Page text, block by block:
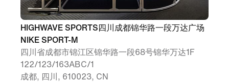
HIGHWAVE SPORTS四川成都锦华路一段万达广场
NIKE SPORT-M
四川省成都市锦江区锦华路一段68号锦华万达1F
122/123/163ABC/1
成都, 四川, 610023, CN